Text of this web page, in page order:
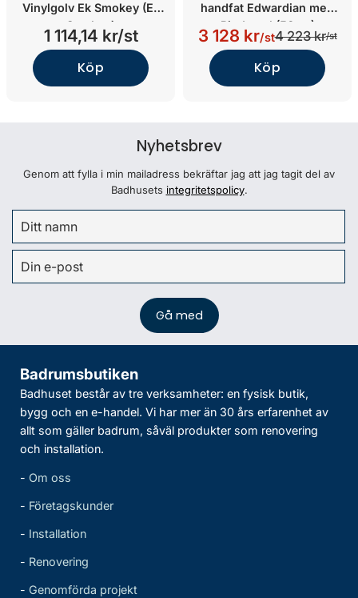
Vinylgolv Ek Smokey (Ek
Smokey)
1 114,14 kr/st
Köp
handfat Edwardian med
Piedestal (56cm)
3 128 kr/st4 223 kr/st
Köp
Nyhetsbrev
Genom att fylla i min mailadress bekräftar jag att jag tagit del av
Badhusets integritetspolicy.
Badrumsbutiken
Badhuset består av tre verksamheter: en fysisk butik,
bygg och en e-handel. Vi har mer än 30 års erfarenhet av
allt som gäller badrum, såväl produkter som renovering
och installation.
- Om oss
- Företagskunder
- Installation
- Renovering
- Genomförda projekt